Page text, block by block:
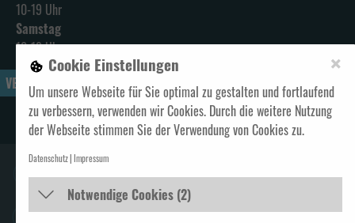
Cookie Einstellungen
Um unsere Webseite für Sie optimal zu gestalten und fortlaufend
zu verbessern, verwenden wir Cookies. Durch die weitere Nutzung
der Webseite stimmen Sie der Verwendung von Cookies zu.
Datenschutz Impressum
Notwendige Cookies (2)
×
10-19 Uhr
Samstag
10-18 Uhr
VERTRAG WIDERRUFEN
Alle Preise verstehen sich inklusive Mehrwertsteuer undzzgl. Versand
GELD ZURÜCK
UMTAUSCH INNERHALB 14 TAGEN